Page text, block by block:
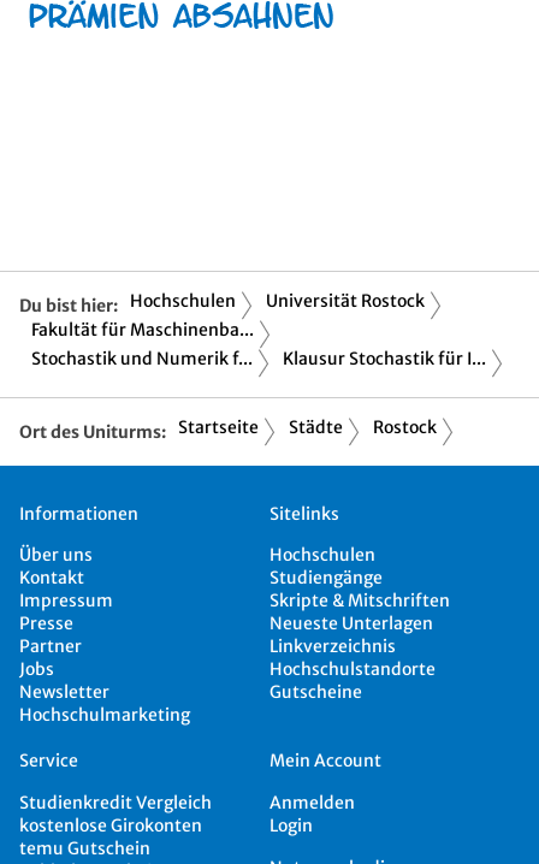
Du bist hier: Hochschulen
Universität Rostock
Fakultät für Maschinenba...
Stochastik und Numerik f...
Klausur Stochastik für I...
Ort des Uniturms: Startseite Städte Rostock
Informationen
Über uns
Kontakt
Impressum
Presse
Partner
Jobs
Newsletter
Hochschulmarketing
Sitelinks
Hochschulen
Studiengänge
Skripte & Mitschriften
Neueste Unterlagen
Linkverzeichnis
Hochschulstandorte
Gutscheine
Service
Studienkredit Vergleich
kostenlose Girokonten
temu Gutschein
Mein Account
Anmelden
Login